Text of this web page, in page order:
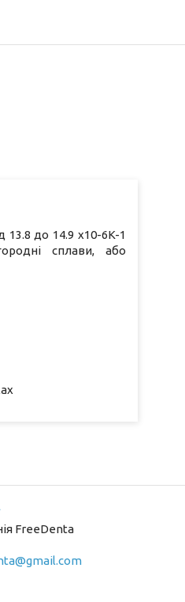
13.8 до 14.9 x10-6K-1
сплави, або
FreeDenta